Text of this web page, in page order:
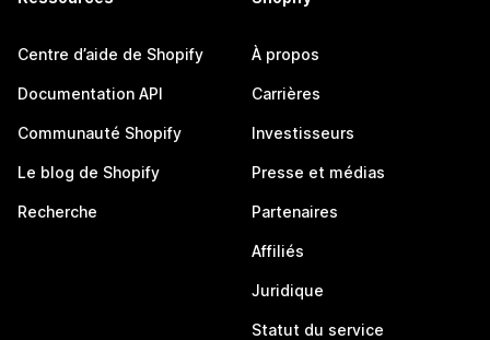
Centre d’aide de Shopify
Documentation API
Communauté Shopify
Le blog de Shopify
Recherche
À propos
Carrières
Investisseurs
Presse et médias
Partenaires
Affiliés
Juridique
Statut du service